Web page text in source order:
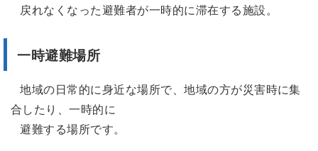
戻れなくなった避難者が一時的に滞在する施設。
一時避難場所
地域の日常的に身近な場所で、地域の方が災害時に集
合したり、一時的に
避難する場所です。